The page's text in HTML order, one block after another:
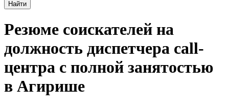
Найти
Резюме соискателей на
должность диспетчера call-
центра с полной занятостью
в Агирише